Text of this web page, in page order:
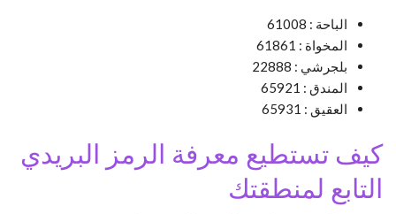
الباحة : 61008
المخواة : 61861
بلجرشي : 22888
المندق : 65921
العقيق : 65931
كيف تستطيع معرفة الرمز البريدي
التابع لمنطقتك